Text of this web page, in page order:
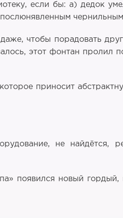
если бы: а) дедок
послюнявленным
чтобы порадовать
этот фонтан пролил
приносит
не найдётся,
появился новый